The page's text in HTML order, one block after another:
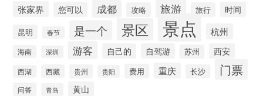
张家界 您可以 成都 攻略 旅游 旅行 时间
昆明 春节 是一个 景区 景点 杭州
海南 深圳 游客 自己的 自驾游 苏州 西安
西湖 西藏 贵州 贵阳 费用 重庆 长沙 门票
问答 青岛 黄山